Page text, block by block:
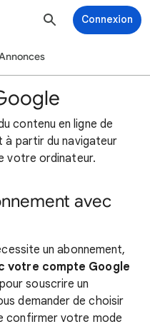
Connexion
contenu en ligne de
à partir du navigateur
votre ordinateur.
avec
un abonnement,
votre compte Google
pour souscrire un
demander de choisir
confirmer votre mode